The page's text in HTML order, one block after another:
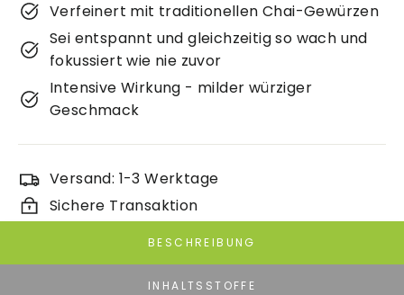
Verfeinert mit traditionellen Chai-Gewürzen
Sei entspannt und gleichzeitig so wach und
fokussiert wie nie zuvor
Intensive Wirkung - milder würziger
Geschmack
Versand: 1-3 Werktage
Sichere Transaktion
BESCHREIBUNG
INHALTSSTOFFE